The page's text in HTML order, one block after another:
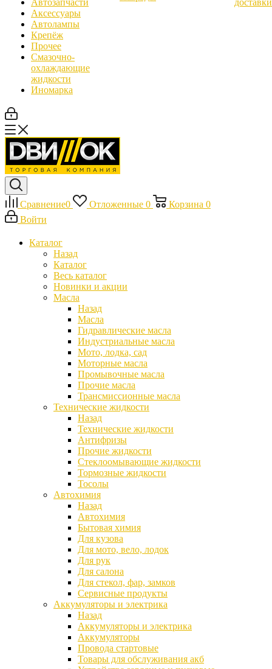
Автозапчасти
Аксессуары
Автолампы
Крепёж
Прочее
Смазочно-
охлаждающие
жидкости
Иномарка
доставки
Сравнение0 Отложенные 0 Корзина 0
Войти
Каталог
Назад
Каталог
Весь каталог
Новинки и акции
Масла
Назад
Масла
Гидравлические масла
Индустриальные масла
Мото, лодка, сад
Моторные масла
Промывочные масла
Прочие масла
Трансмиссионные масла
Технические жидкости
Назад
Технические жидкости
Антифризы
Прочие жидкости
Стеклоомывающие жидкости
Тормозные жидкости
Тосолы
Автохимия
Назад
Автохимия
Бытовая химия
Для кузова
Для мото, вело, лодок
Для рук
Для салона
Для стекол, фар, замков
Сервисные продукты
Аккумуляторы и электрика
Назад
Аккумуляторы и электрика
Аккумуляторы
Провода стартовые
Товары для обслуживания акб